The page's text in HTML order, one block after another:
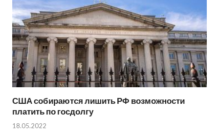
США собираются лишить РФ возможности
платить по госдолгу
18.05.2022